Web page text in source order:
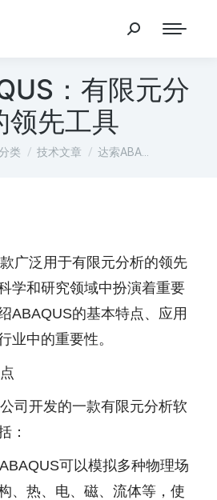
：有限元分
领先工具
类 技术文章 达索ABA…
广泛用于有限元分析的领先
学和研究领域中扮演着重要
ABAQUS的基本特点、应用
业中的重要性。
司开发的一款有限元分析软
：
可以模拟多种物理场
、热、电、磁、流体等，使